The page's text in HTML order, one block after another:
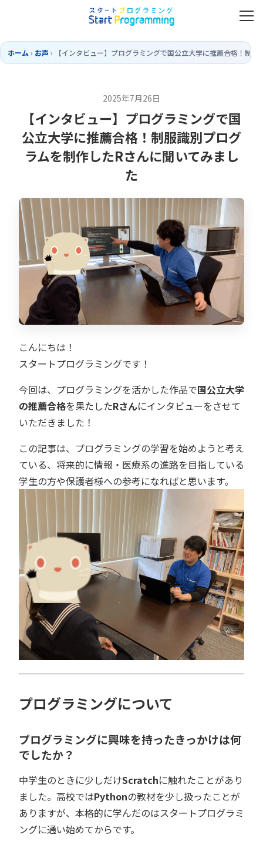
ホーム › お声 › 【インタビュー】プログラミングで国公立大学に推薦合格！制
2025年7月26日
【インタビュー】プログラミングで国
公立大学に推薦合格！制服識別プログ
ラムを制作したRさんに聞いてみまし
た
こんにちは！
スタートプログラミングです！
今回は、プログラミングを活かした作品で国公立大学
の推薦合格を果たしたRさんにインタビューをさせて
いただきました！
この記事は、プログラミングの学習を始めようと考え
ている、将来的に情報・医療系の進路を目指している
学生の方や保護者様への参考になればと思います。
プログラミングについて
プログラミングに興味を持ったきっかけは何
でしたか？
中学生のときに少しだけScratchに触れたことがあり
ました。高校ではPythonの教材を少し扱ったことが
ありますが、本格的に学んだのはスタートプログラミ
ングに通い始めてからです。